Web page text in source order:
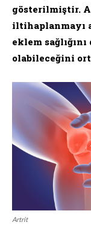
gösterilmiştir.
iltihaplanmayı
eklem
olabileceğini
Artrit